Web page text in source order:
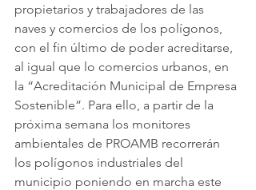
propietarios y trabajadores de las
naves y comercios de los polígonos,
con el fin último de poder acreditarse,
al igual que lo comercios urbanos, en
la “Acreditación Municipal de Empresa
Sostenible”. Para ello, a partir de la
próxima semana los monitores
ambientales de PROAMB recorrerán
los polígonos industriales del
municipio poniendo en marcha este